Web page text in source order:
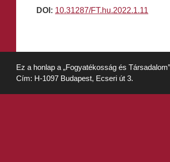
DOI: 10.31287/FT.hu.2022.1.11
Ez a honlap a „Fogyatékosság és
Cím: H-1097 Budapest, Ecseri út 3.